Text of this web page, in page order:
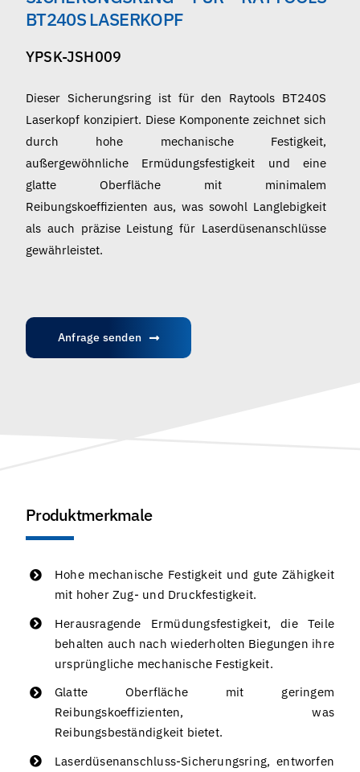
Deutsch
BT240S LASERKOPF
YPSK-JSH009
Dieser Sicherungsring ist für den Raytools BT240S
Laserkopf konzipiert. Diese Komponente zeichnet sich
durch hohe mechanische Festigkeit,
außergewöhnliche Ermüdungsfestigkeit und eine
glatte Oberfläche mit minimalem
Reibungskoeffizienten aus, was sowohl Langlebigkeit
als auch präzise Leistung für Laserdüsenanschlüsse
gewährleistet.
Anfrage senden
Produktmerkmale
Hohe mechanische Festigkeit und gute Zähigkeit
mit hoher Zug- und Druckfestigkeit.
Herausragende Ermüdungsfestigkeit, die Teile
behalten auch nach wiederholten Biegungen ihre
ursprüngliche mechanische Festigkeit.
Glatte Oberfläche mit geringem
Reibungskoeffizienten, was
Reibungsbeständigkeit bietet.
Laserdüsenanschluss-Sicherungsring, entworfen